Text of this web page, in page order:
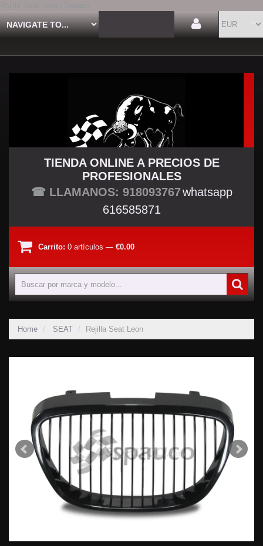
TU TIENDA TUNING
TIENDA ONLINE A PRECIOS DE
PROFESIONALES
☎ LLAMANOS: 918093767whatsapp
616585871
Carrito: 0 artículos — €0.00
Home SEAT Rejilla Seat Leon